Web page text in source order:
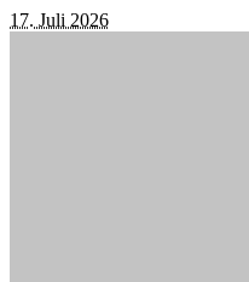
17. Juli 2026